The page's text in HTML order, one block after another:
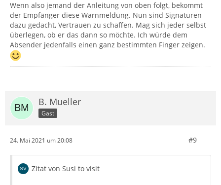
Wenn also jemand der Anleitung von oben folgt, bekommt
der Empfänger diese Warnmeldung. Nun sind Signaturen
dazu gedacht, Vertrauen zu schaffen. Mag sich jeder selbst
überlegen, ob er das dann so möchte. Ich würde dem
Absender jedenfalls einen ganz bestimmten Finger zeigen.
B. Mueller
Gast
24. Mai 2021 um 20:08 #9
Zitat von Susi to visit